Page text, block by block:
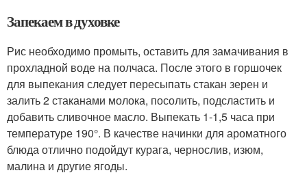
Запекаем в духовке
Рис необходимо промыть, оставить для замачивания в
прохладной воде на полчаса. После этого в горшочек
для выпекания следует пересыпать стакан зерен и
залить 2 стаканами молока, посолить, подсластить и
добавить сливочное масло. Выпекать 1-1,5 часа при
температуре 190°. В качестве начинки для ароматного
блюда отлично подойдут курага, чернослив, изюм,
малина и другие ягоды.